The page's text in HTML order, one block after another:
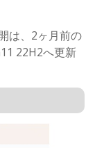
は、2ヶ月前の
22H2へ更新